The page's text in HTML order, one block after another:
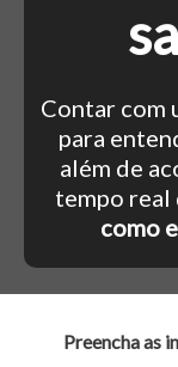
Contar com
para
além de
tempo real
como
Preencha as